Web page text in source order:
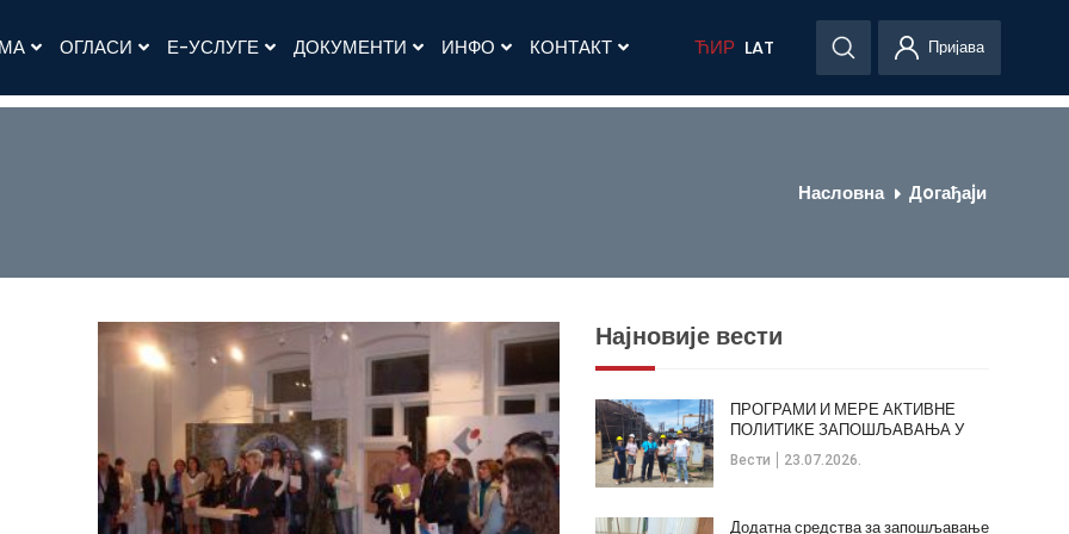
ОГЛАСИ Е-УСЛУГЕ ДОКУМЕНТИ ИНФО КОНТАКТ ЋИР LAT Пријава
Насловна Дoгађаjи
Најновије вести
Вести 23.07.2026.
ПРОГРАМИ И МЕРЕ АКТИВНЕ
ПОЛИТИКЕ ЗАПОШЉАВАЊА У
ОПШТИНИ КЛАДОВО
Додатна средства за запошљавање